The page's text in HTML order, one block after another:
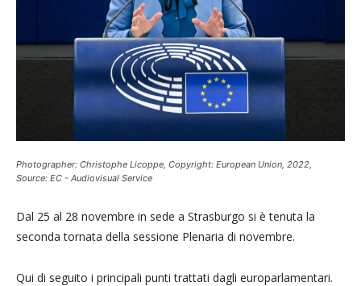
Photographer: Christophe Licoppe, Copyright: European Union, 2022,
Source: EC - Audiovisual Service
Dal 25 al 28 novembre in sede a Strasburgo si è tenuta la
seconda tornata della sessione Plenaria di novembre.
Qui di seguito i principali punti trattati dagli europarlamentari.